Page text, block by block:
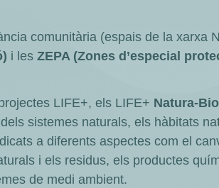
comunitària (espais de la xarxa
i les ZEPA (Zones d’especial
LIFE+, els LIFE+ Natura-
sistemes naturals, els hàbitats
a diferents aspectes com el
i els residus, els productes
de medi ambient.